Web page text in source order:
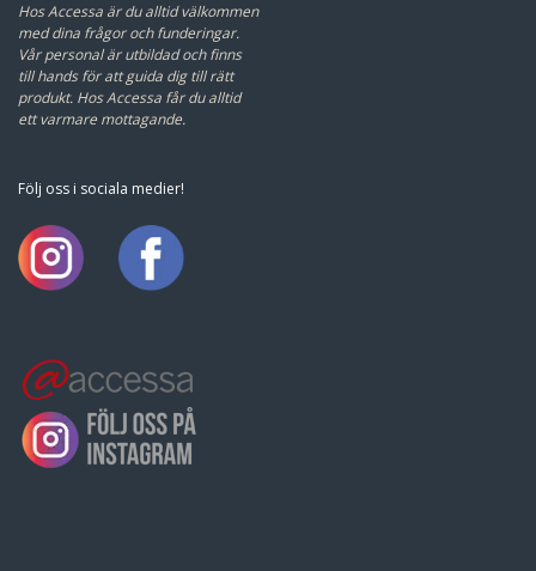
Hos Accessa är du alltid välkommen
med dina frågor och funderingar.
Vår personal är utbildad och finns
till hands för att guida dig till rätt
produkt. Hos Accessa får du alltid
ett varmare mottagande.
Följ oss i sociala medier!